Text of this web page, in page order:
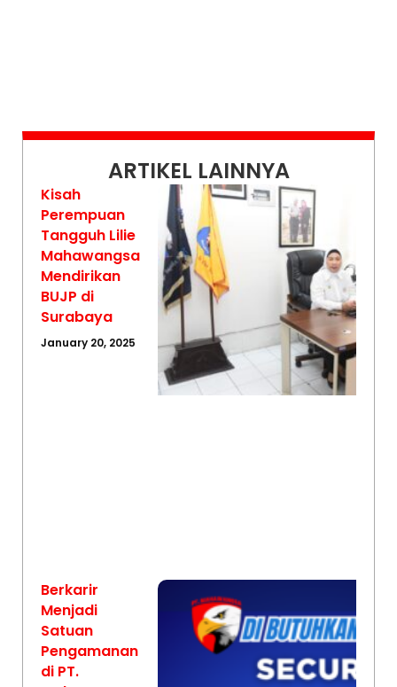
ARTIKEL LAINNYA
Kisah
Perempuan
Tangguh Lilie
Mahawangsa
Mendirikan
BUJP di
Surabaya
January 20, 2025
Berkarir
Menjadi
Satuan
Pengamanan
di PT.